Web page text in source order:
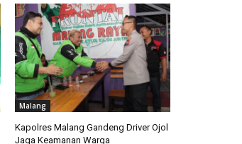
Malang
Kapolres Malang Gandeng Driver Ojol
Jaga Keamanan Warga